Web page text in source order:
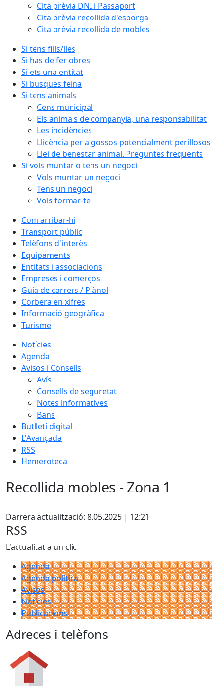
Cita prèvia DNI i Passaport
Cita prèvia recollida d'esporga
Cita prèvia recollida de mobles
Si tens fills/lles
Si has de fer obres
Si ets una entitat
Si busques feina
Si tens animals
Cens municipal
Els animals de companyia, una responsabilitat
Les incidències
Llicència per a gossos potencialment perillosos
Llei de benestar animal. Preguntes freqüents
Si vols muntar o tens un negoci
Vols muntar un negoci
Tens un negoci
Vols formar-te
Com arribar-hi
Transport públic
Telèfons d'interès
Equipaments
Entitats i associacions
Empreses i comerços
Guia de carrers / Plànol
Corbera en xifres
Informació geogràfica
Turisme
Notícies
Agenda
Avisos i Consells
Avís
Consells de seguretat
Notes informatives
Bans
Butlletí digital
L'Avançada
RSS
Hemeroteca
Recollida mobles - Zona 1
Darrera actualització: 8.05.2025 | 12:21
RSS
L'actualitat a un clic
Agenda
Agenda política
Avisos
Notícies
Publicacions
Adreces i telèfons